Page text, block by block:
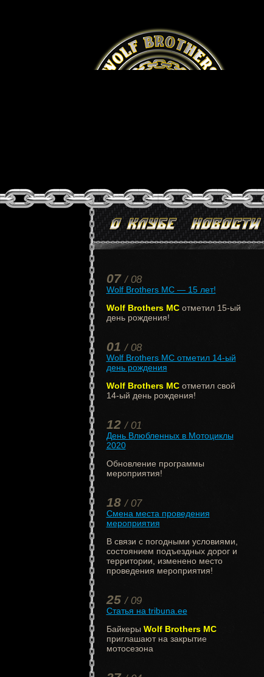
07/ 08
Wolf Brothers MC — 15 лет!
Wolf Brothers MCотметил 15-ый
день рождения!
01/ 08
Wolf Brothers MC отметил 14-ый
день рождения
Wolf Brothers MCотметил свой
14-ый день рождения!
12/ 01
День Влюбленных в Мотоциклы
2020
Обновление программы
мероприятия!
18/ 07
Смена места проведения
мероприятия
В связи с погодными условиями,
состоянием подъездных дорог и
территории, изменено место
проведения мероприятия!
25/ 09
Статья на tribuna.ee
Байкеры Wolf Brothers MC
приглашают на закрытие
мотосезона